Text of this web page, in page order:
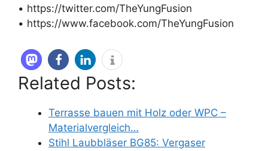
• https://twitter.com/TheYungFusion
• https://www.facebook.com/TheYungFusion
Related Posts:
Terrasse bauen mit Holz oder WPC –
Materialvergleich…
Stihl Laubbläser BG85: Vergaser